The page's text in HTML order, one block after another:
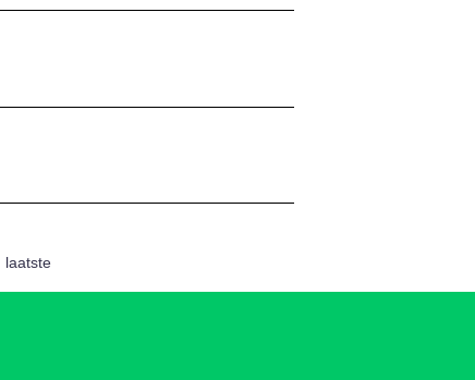
laatste